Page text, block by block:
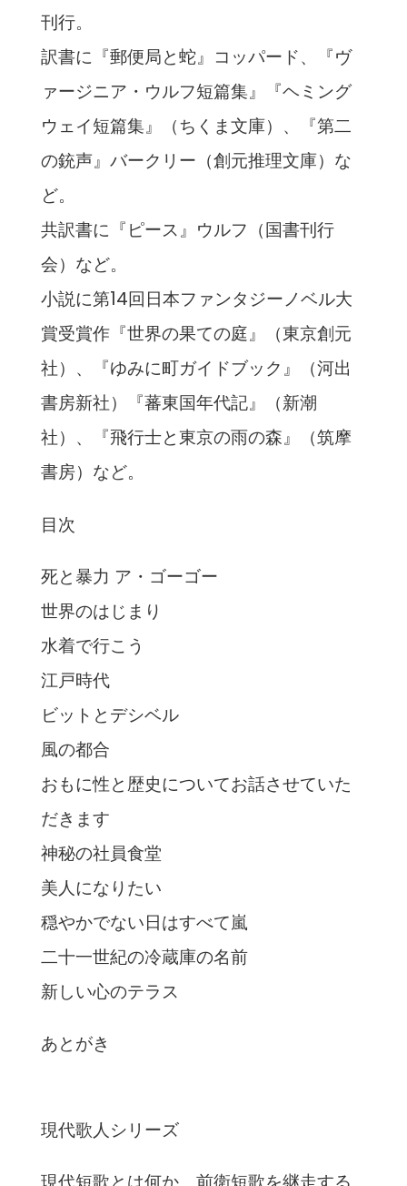
刊行。
訳書に『郵便局と蛇』コッパード、『ヴ
ァージニア・ウルフ短篇集』『ヘミング
ウェイ短篇集』（ちくま文庫）、『第二
の銃声』バークリー（創元推理文庫）な
ど。
共訳書に『ピース』ウルフ（国書刊行
会）など。
小説に第14回日本ファンタジーノベル大
賞受賞作『世界の果ての庭』（東京創元
社）、『ゆみに町ガイドブック』（河出
書房新社）『蕃東国年代記』（新潮
社）、『飛行士と東京の雨の森』（筑摩
書房）など。
目次
死と暴力 ア・ゴーゴー
世界のはじまり
水着で行こう
江戸時代
ビットとデシベル
風の都合
おもに性と歴史についてお話させていた
だきます
神秘の社員食堂
美人になりたい
穏やかでない日はすべて嵐
二十一世紀の冷蔵庫の名前
新しい心のテラス
あとがき
現代歌人シリーズ